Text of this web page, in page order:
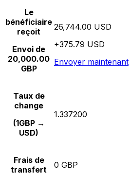
Le
bénéficiaire
reçoit
Envoi de
20,000.00
GBP
26,744.00 USD
+375.79 USD
Envoyer maintenant
Taux de
change
(1GBP →
USD)
1.337200
Frais de
transfert
0 GBP